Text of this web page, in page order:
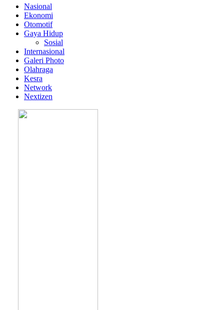
Nasional
Ekonomi
Otomotif
Gaya Hidup
Sosial
Internasional
Galeri Photo
Olahraga
Kesra
Network
Nextizen